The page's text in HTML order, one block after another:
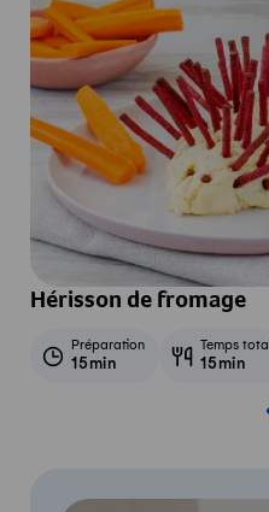
Hérisson de fromage
Préparation
15min
Temps total
15min